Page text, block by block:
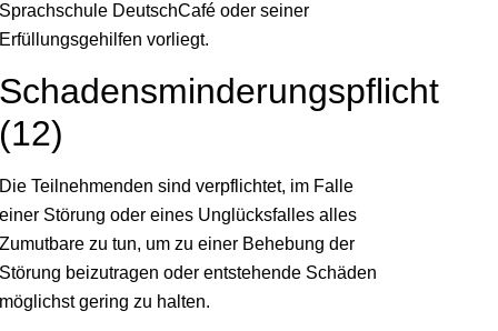
Sprachschule DeutschCafé oder seiner
Erfüllungsgehilfen vorliegt.
Schadensminderungspflicht
(12)
Die Teilnehmenden sind verpflichtet, im Falle
einer Störung oder eines Unglücksfalles alles
Zumutbare zu tun, um zu einer Behebung der
Störung beizutragen oder entstehende Schäden
möglichst gering zu halten.